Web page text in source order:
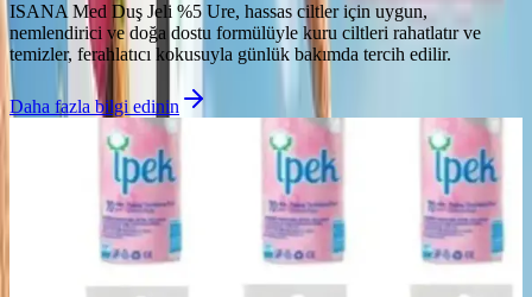
ISANA Med Duş Jeli %5 Ure, hassas ciltler için uygun,
nemlendirici ve doğa dostu formülüyle kuru ciltleri rahatlatır ve
temizler, ferahlatıcı kokusuyla günlük bakımda tercih edilir.
Daha fazla bilgi edinin